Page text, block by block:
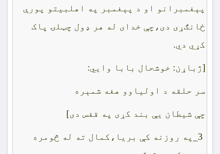
پېغمبرانو او د پېغمبر په اهلبيتو پورې
ځانګړى دى،چې خداى له هر ډول چټلۍ پاک
کړي دي.
[ژباړن: خوشحال بابا وايي:
سر حلقه د اولياوو هغه شمېره
چې شيطان يې بند کړى په قفس دى]
3_په روزنه کې بريا،کمال ته له څومره